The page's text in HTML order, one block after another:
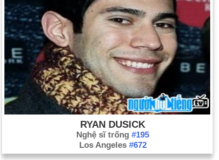
RYAN DUSICK
Nghệ sĩ trống #195
Los Angeles #672